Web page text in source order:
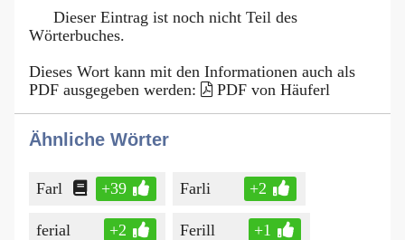
Dieser Eintrag ist noch nicht Teil des
Wörterbuches.
Dieses Wort kann mit den Informationen auch als
PDF ausgegeben werden:
PDF von Häuferl
Ähnliche Wörter
Farl +39 Farli +2
ferial +2 Ferill +1